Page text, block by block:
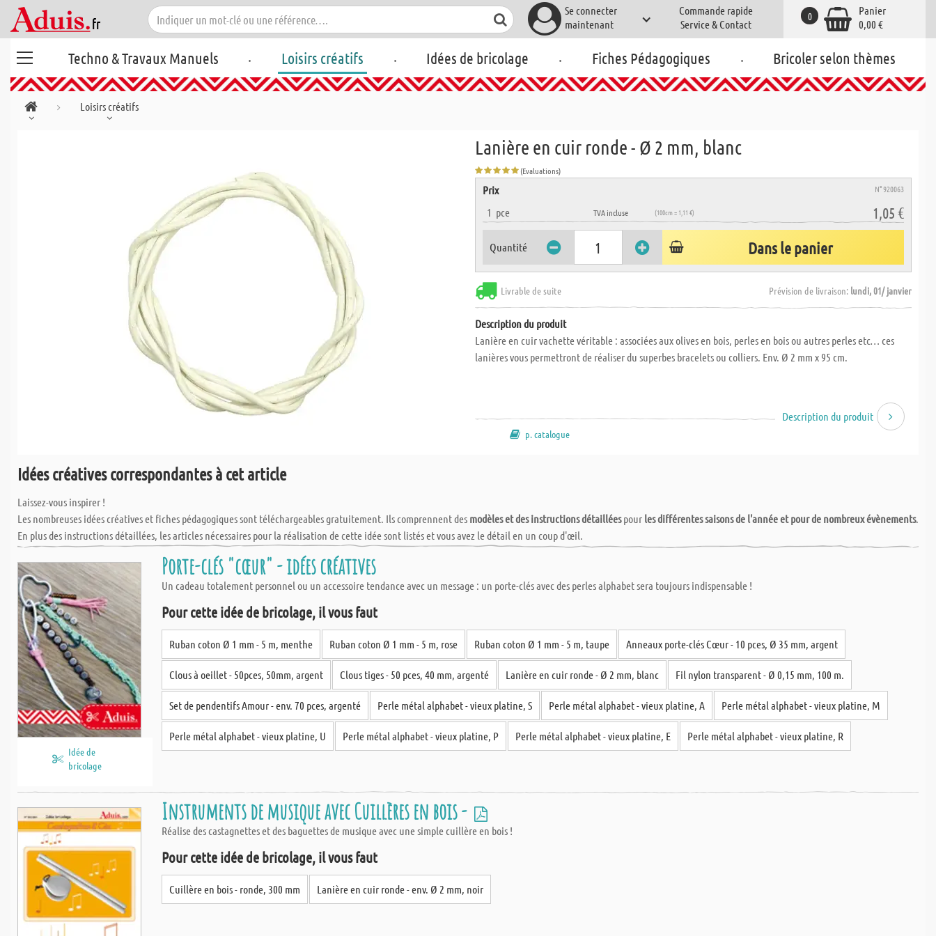
Se connecter
maintenant
Commande rapide
Service & Contact
Panier
0,00 €
0
Techno & Travaux Manuels . Loisirs créatifs . Idées de bricolage . Fiches Pédagogiques . Bricoler selon thèmes
Loisirs créatifs
Lanière en cuir ronde - Ø 2 mm, blanc
(Evaluations)
Prix N° 920063
1 pce TVA incluse (100cm = 1,11 €) 1,05 €
Quantité Dans le panier
Livrable de suite Prévision de livraison: lundi, 01/ janvier
Description du produit
Lanière en cuir vachette véritable : associées aux olives en bois, perles en bois ou autres perles etc… ces
lanières vous permettront de réaliser du superbes bracelets ou colliers. Env. Ø 2 mm x 95 cm.
Description du produit
p. catalogue
Idées créatives correspondantes à cet article
Laissez-vous inspirer !
Les nombreuses idées créatives et fiches pédagogiques sont téléchargeables gratuitement. Ils comprennent des modèles et des instructions détailléespour les différentes saisons de l'année et pour de nombreux évènements.
En plus des instructions détaillées, les articles nécessaires pour la réalisation de cette idée sont listés et vous avez le détail en un coup d'œil.
Idée de
bricolage
Porte-clés "cœur" - idées créatives
Un cadeau totalement personnel ou un accessoire tendance avec un message : un porte-clés avec des perles alphabet sera toujours indispensable !
Pour cette idée de bricolage, il vous faut
Ruban coton Ø 1 mm - 5 m, menthe Ruban coton Ø 1 mm - 5 m, rose Ruban coton Ø 1 mm - 5 m, taupe Anneaux porte-clés Cœur - 10 pces, Ø 35 mm, argent
Clous à oeillet - 50pces, 50mm, argent Clous tiges - 50 pces, 40 mm, argenté Lanière en cuir ronde - Ø 2 mm, blanc Fil nylon transparent - Ø 0,15 mm, 100 m.
Set de pendentifs Amour - env. 70 pces, argenté Perle métal alphabet - vieux platine, S Perle métal alphabet - vieux platine, A Perle métal alphabet - vieux platine, M
Perle métal alphabet - vieux platine, U Perle métal alphabet - vieux platine, P Perle métal alphabet - vieux platine, E Perle métal alphabet - vieux platine, R
Instruments de musique avec Cuillères en bois -
Réalise des castagnettes et des baguettes de musique avec une simple cuillère en bois !
Pour cette idée de bricolage, il vous faut
Cuillère en bois - ronde, 300 mm Lanière en cuir ronde - env. Ø 2 mm, noir